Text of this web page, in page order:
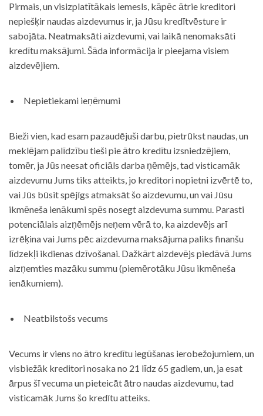
Pirmais, un visizplatītākais iemesls, kāpēc ātrie kreditori
nepiešķir naudas aizdevumus ir, ja Jūsu kredītvēsture ir
sabojāta. Neatmaksāti aizdevumi, vai laikā nenomaksāti
kredītu maksājumi. Šāda informācija ir pieejama visiem
aizdevējiem.
Nepietiekami ieņēmumi
Bieži vien, kad esam pazaudējuši darbu, pietrūkst naudas, un
meklējam palīdzību tieši pie ātro kredītu izsniedzējiem,
tomēr, ja Jūs neesat oficiāls darba ņēmējs, tad visticamāk
aizdevumu Jums tiks atteikts, jo kreditori nopietni izvērtē to,
vai Jūs būsit spējīgs atmaksāt šo aizdevumu, un vai Jūsu
ikmēneša ienākumi spēs nosegt aizdevuma summu. Parasti
potenciālais aizņēmējs neņem vērā to, ka aizdevējs arī
izrēķina vai Jums pēc aizdevuma maksājuma paliks finanšu
līdzekļi ikdienas dzīvošanai. Dažkārt aizdevējs piedāvā Jums
aizņemties mazāku summu (piemērotāku Jūsu ikmēneša
ienākumiem).
Neatbilstošs vecums
Vecums ir viens no ātro kredītu iegūšanas ierobežojumiem, un
visbiežāk kreditori nosaka no 21 līdz 65 gadiem, un, ja esat
ārpus šī vecuma un pieteicāt ātro naudas aizdevumu, tad
visticamāk Jums šo kredītu atteiks.